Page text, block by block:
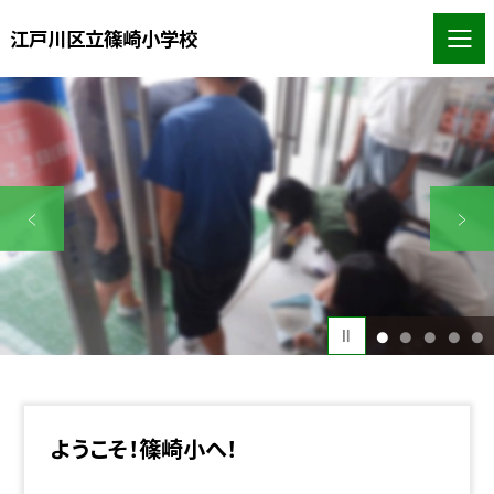
江戸川区立篠崎小学校
1 2 3 4 5
ようこそ！篠崎小へ！